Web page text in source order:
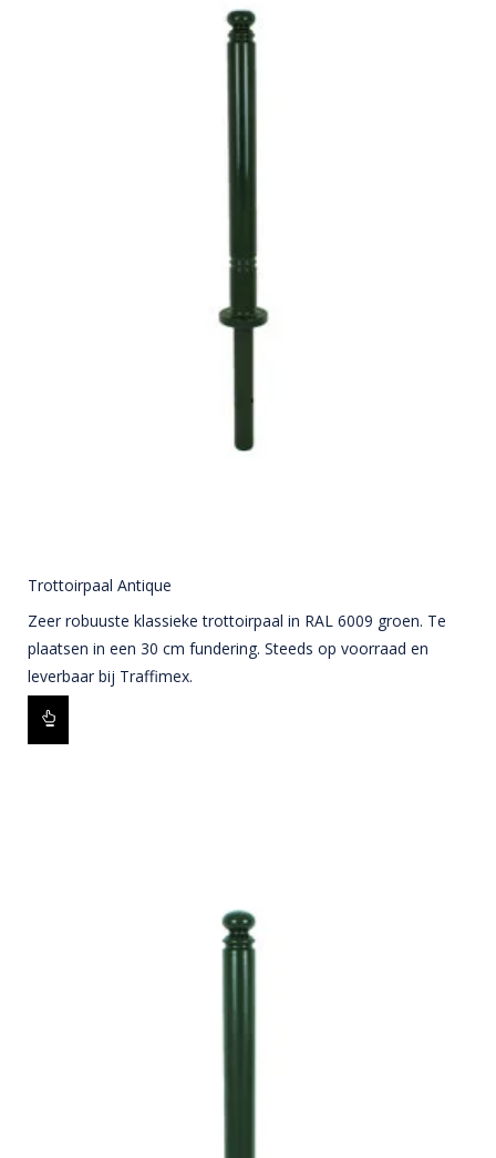
Trottoirpaal Antique
Zeer robuuste klassieke trottoirpaal in RAL 6009 groen. Te
plaatsen in een 30 cm fundering. Steeds op voorraad en
leverbaar bij Traffimex.